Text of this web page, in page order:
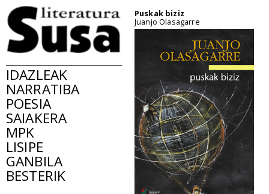
IDAZLEAK
NARRATIBA
POESIA
SAIAKERA
MPK
LISIPE
GANBILA
BESTERIK
Puskak biziz
Juanjo Olasagarre